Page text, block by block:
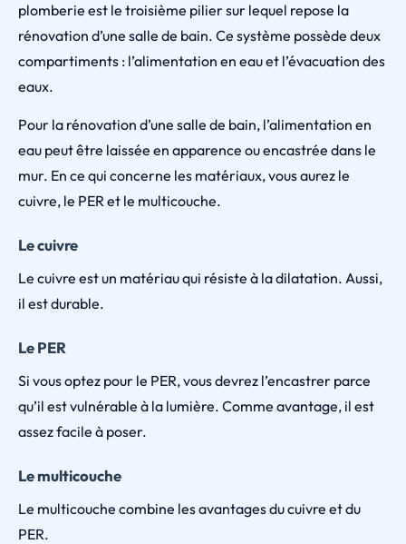
plomberie est le troisième pilier sur lequel repose la
rénovation d’une salle de bain. Ce système possède deux
compartiments : l’alimentation en eau et l’évacuation des
eaux.
Pour la rénovation d’une salle de bain, l’alimentation en
eau peut être laissée en apparence ou encastrée dans le
mur. En ce qui concerne les matériaux, vous aurez le
cuivre, le PER et le multicouche.
Le cuivre
Le cuivre est un matériau qui résiste à la dilatation. Aussi,
il est durable.
Le PER
Si vous optez pour le PER, vous devrez l’encastrer parce
qu’il est vulnérable à la lumière. Comme avantage, il est
assez facile à poser.
Le multicouche
Le multicouche combine les avantages du cuivre et du
PER.